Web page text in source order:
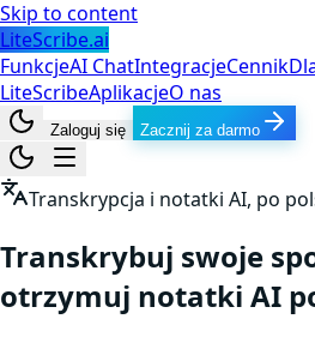
Skip to content
LiteScribe.ai
FunkcjeAI ChatIntegracjeCennik
LiteScribeAplikacjeO nas
Zaloguj się Zacznij za darmo
Transkrypcja i notatki AI, po
Transkrybuj swoje
otrzymuj notatki AI